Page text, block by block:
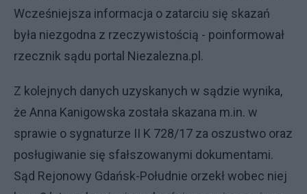
Wcześniejsza informacja o zatarciu się skazań
była niezgodna z rzeczywistością - poinformował
rzecznik sądu portal Niezalezna.pl.
Z kolejnych danych uzyskanych w sądzie wynika,
że Anna Kanigowska została skazana m.in. w
sprawie o sygnaturze II K 728/17 za oszustwo oraz
posługiwanie się sfałszowanymi dokumentami.
Sąd Rejonowy Gdańsk-Południe orzekł wobec niej